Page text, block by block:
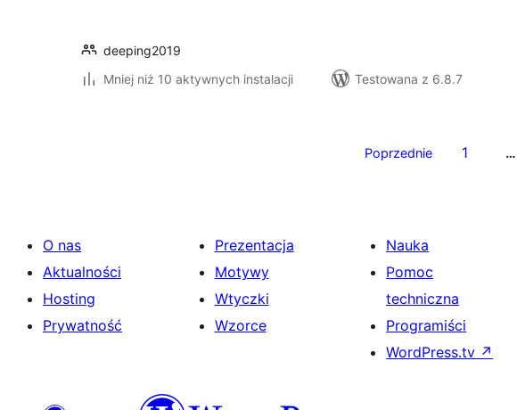
deeping2019
Mniej niż 10 aktywnych instalacji
Testowana z 6.8.7
Poprzednie 1 …
O nas
Aktualności
Hosting
Prywatność
Prezentacja
Motywy
Wtyczki
Wzorce
Nauka
Pomoc
techniczna
Programiści
WordPress.tv ↗